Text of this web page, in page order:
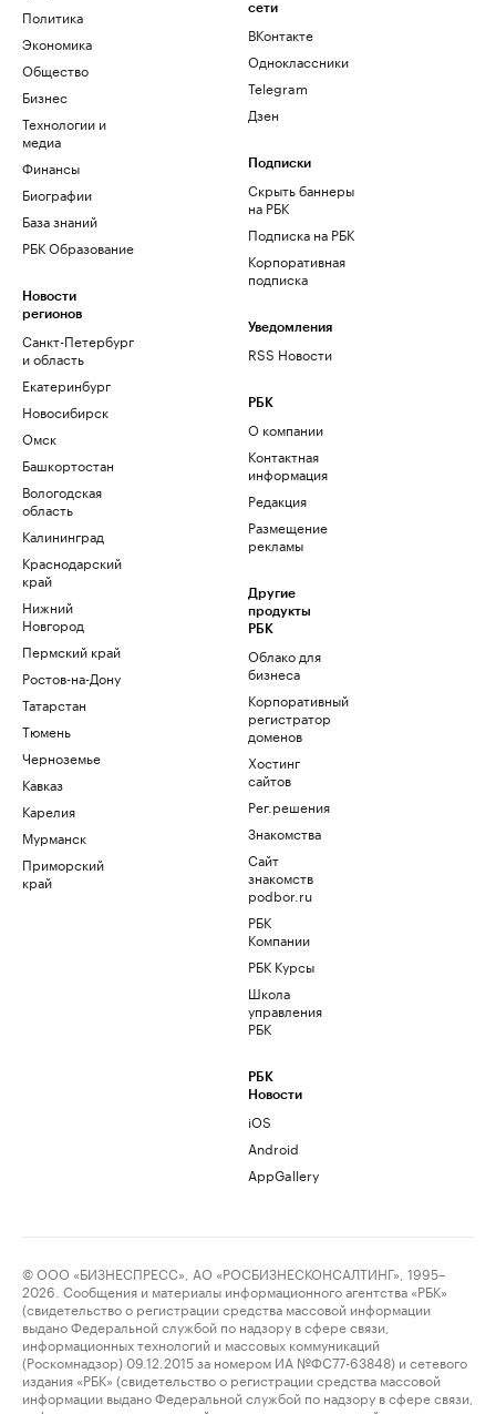
Политика
Экономика
Общество
Бизнес
Технологии и
медиа
Финансы
Биографии
База знаний
РБК Образование
Новости
регионов
Санкт-Петербург
и область
Екатеринбург
Новосибирск
Омск
Башкортостан
Вологодская
область
Калининград
Краснодарский
край
Нижний
Новгород
Пермский край
Ростов-на-Дону
Татарстан
Тюмень
Черноземье
Кавказ
Карелия
Мурманск
Приморский
край
сети
ВКонтакте
Одноклассники
Telegram
Дзен
Подписки
Скрыть баннеры
на РБК
Подписка на РБК
Корпоративная
подписка
Уведомления
RSS Новости
РБК
О компании
Контактная
информация
Редакция
Размещение
рекламы
Другие
продукты
РБК
Облако для
бизнеса
Корпоративный
регистратор
доменов
Хостинг
сайтов
Рег.решения
Знакомства
Сайт
знакомств
podbor.ru
РБК
Компании
РБК Курсы
Школа
управления
РБК
РБК
Новости
iOS
Android
AppGallery
© ООО «БИЗНЕСПРЕСС», АО «РОСБИЗНЕСКОНСАЛТИНГ», 1995–
2026. Сообщения и материалы информационного агентства «РБК»
(свидетельство о регистрации средства массовой информации
выдано Федеральной службой по надзору в сфере связи,
информационных технологий и массовых коммуникаций
(Роскомнадзор) 09.12.2015 за номером ИА №ФС77-63848) и сетевого
издания «РБК» (свидетельство о регистрации средства массовой
информации выдано Федеральной службой по надзору в сфере связи,